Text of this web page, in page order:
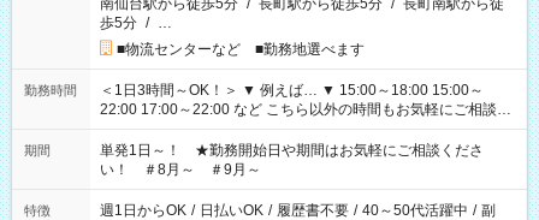
南仙台駅から徒歩5分 / 長町駅から徒歩5分 / 長町南駅から徒
歩5分 / …
■物流センターなど ■勤務地選べます
勤務時間
＜1日3時間～OK！＞ ▼ 例えば… ▼ 15:00～18:00 15:00～
22:00 17:00～22:00 など こちら以外の時間もお気軽にご相談く
ださい！
期間
単発1日～！ ★勤務開始日や期間はお気軽にご相談くださ
い！ ＃8月～ ＃9月～
特徴 週1日からOK / 日払いOK / 履歴書不要 / 40～50代活躍中 / 副